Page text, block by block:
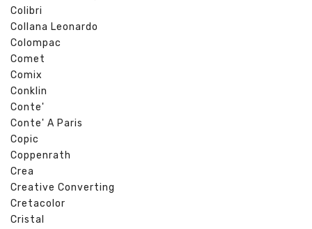
Colibri
Collana Leonardo
Colompac
Comet
Comix
Conklin
Conte'
Conte' A Paris
Copic
Coppenrath
Crea
Creative Converting
Cretacolor
Cristal